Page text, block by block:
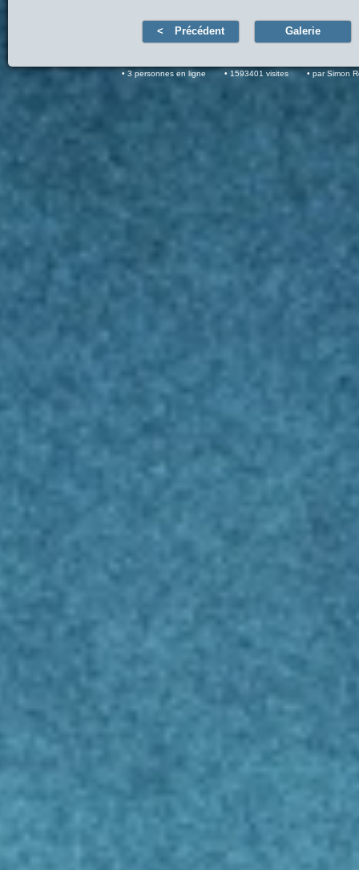
Précédent Galerie
3 personnes en ligne 1593401 visites par Simon